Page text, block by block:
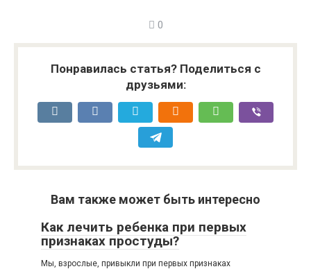
0
Понравилась статья? Поделиться с
друзьями:
Вам также может быть интересно
Как лечить ребенка при первых
признаках простуды?
Мы, взрослые, привыкли при первых признаках